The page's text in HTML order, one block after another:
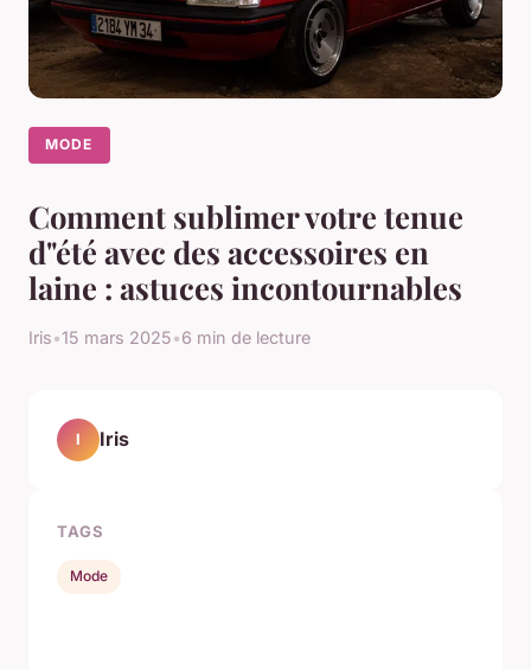
MODE
Comment sublimer votre tenue
d"été avec des accessoires en
laine : astuces incontournables
Iris•15 mars 2025•6 min de lecture
I Iris
TAGS
Mode